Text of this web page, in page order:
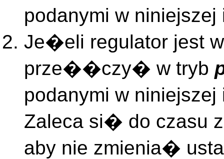
podanymi w
Je�eli regulator jest
prze��czy� w tryb
podanymi w
Zaleca si� do czasu
aby nie zmienia�